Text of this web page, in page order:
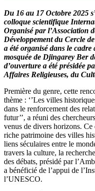
Du 16 au 17 Octobre 2025
colloque scientifique
Organisé par l’Association
Développement du Cercle
a été organisé dans le
mosquée de Djingarey Ber
d’ouverture a été présidée
Affaires Religieuses, du
Première du genre, cette
thème : ‘’Les villes
dans le renforcement des
futur’’, a réuni des
venus de divers horizons.
riche patrimoine des villes
liens séculaires entre le
travers la culture, la
des débats, présidé par
a bénéficié de l’appui de
l’UNESCO.